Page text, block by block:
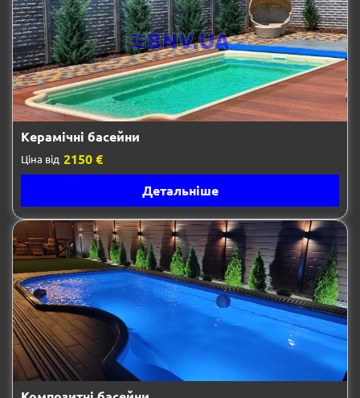
Керамічні басейни
Ціна від 2150 €
Детальніше